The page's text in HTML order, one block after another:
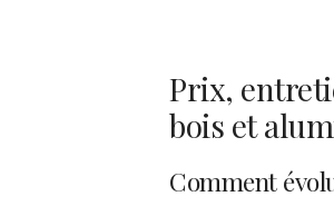
Prix,
bois et
Comment